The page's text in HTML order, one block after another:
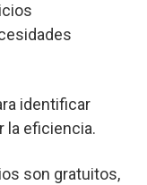
identificar
la eficiencia.
son gratuitos,